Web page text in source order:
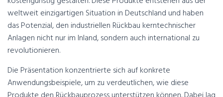
weltweit einzigartigen Situation in Deutschland und haben
das Potenzial, den industriellen Rückbau kerntechnischer
Anlagen nicht nur im Inland, sondern auch international zu
revolutionieren.
Die Präsentation konzentrierte sich auf konkrete
Anwendungsbeispiele, um zu verdeutlichen, wie diese